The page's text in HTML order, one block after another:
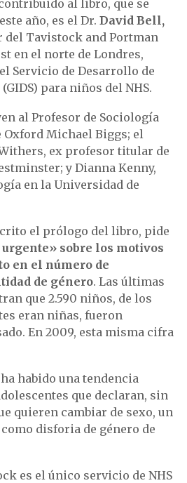
al libro, que se
año, es el Dr. David Bell,
Tavistock and Portman
en el norte de Londres,
Servicio de Desarrollo de
para niños del NHS.
al Profesor de Sociología
Oxford Michael Biggs; el
ex profesor titular de
y Dianna Kenny,
en la Universidad de
el prólogo del libro, pide
sobre los motivos
en el número de
de género. Las últimas
que 2.590 niños, de los
eran niñas, fueron
En 2009, esta misma cifra
habido una tendencia
que declaran, sin
quieren cambiar de sexo, un
disforia de género de
es el único servicio de NHS